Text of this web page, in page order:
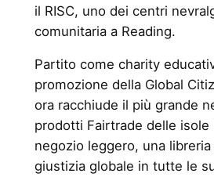
il RISC, uno dei centri
comunitaria a Reading.
Partito come charity
promozione della Global
ora racchiude il più grande
prodotti Fairtrade delle isole
negozio leggero, una
giustizia globale in tutte le